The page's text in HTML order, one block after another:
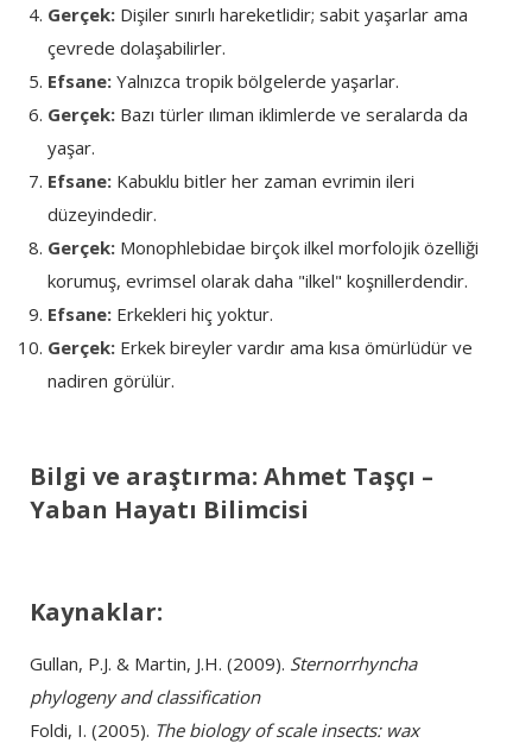
Gerçek: Dişiler sınırlı hareketlidir; sabit yaşarlar ama
çevrede dolaşabilirler.
Efsane: Yalnızca tropik bölgelerde yaşarlar.
Gerçek: Bazı türler ılıman iklimlerde ve seralarda da
yaşar.
Efsane: Kabuklu bitler her zaman evrimin ileri
düzeyindedir.
Gerçek: Monophlebidae birçok ilkel morfolojik özelliği
korumuş, evrimsel olarak daha "ilkel" koşnillerdendir.
Efsane: Erkekleri hiç yoktur.
Gerçek: Erkek bireyler vardır ama kısa ömürlüdür ve
nadiren görülür.
Bilgi ve araştırma: Ahmet Taşçı –
Yaban Hayatı Bilimcisi
Kaynaklar:
Gullan, P.J. & Martin, J.H. (2009). Sternorrhyncha
phylogeny and classification
Foldi, I. (2005). The biology of scale insects: wax